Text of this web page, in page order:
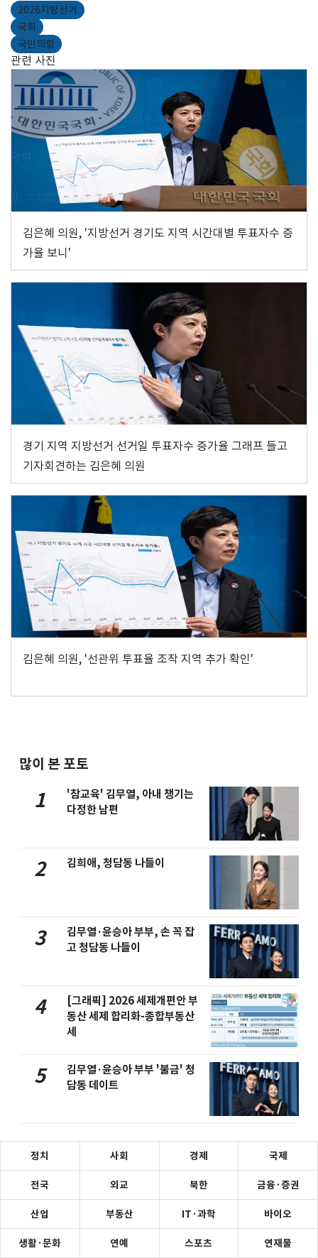
2026지방선거
국회
국민의힘
관련 사진
김은혜 의원, '지방선거 경기도 지역 시간대별 투표자수 증
가율 보니'
경기 지역 지방선거 선거일 투표자수 증가율 그래프 들고
기자회견하는 김은혜 의원
김은혜 의원, '선관위 투표율 조작 지역 추가 확인'
많이 본 포토
1
'참교육' 김무열, 아내 챙기는
다정한 남편
2 김희애, 청담동 나들이
3
김무열·윤승아 부부, 손 꼭 잡
고 청담동 나들이
4
[그래픽] 2026 세제개편안 부
동산 세제 합리화-종합부동산
세
5
김무열·윤승아 부부 '불금' 청
담동 데이트
정치 사회 경제 국제
전국 외교 북한 금융·증권
산업 부동산 IT·과학 바이오
생활·문화 연예 스포츠 연재물